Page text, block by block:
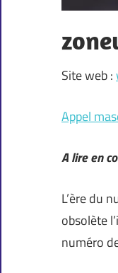
Site web :
Appel
A lire en
L’ère du
obsolète
numéro